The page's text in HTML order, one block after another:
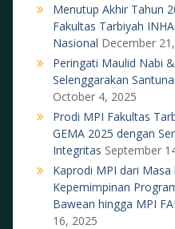
Menutup Akhir Tahun
Fakultas Tarbiyah
Nasional December
Peringati Maulid Nabi
Selenggarakan
October 4, 2025
Prodi MPI Fakultas
GEMA 2025 dengan
Integritas September
Kaprodi MPI dari Masa
Kepemimpinan
Bawean hingga MPI
16, 2025